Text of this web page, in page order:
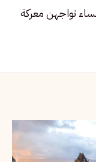
تواجهن معركة